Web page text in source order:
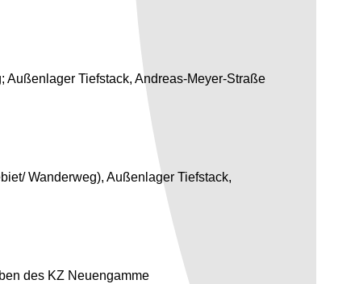
Tiefstack, Andreas-Meyer-Straße
Wanderweg), Außenlager Tiefstack,
des KZ Neuengamme